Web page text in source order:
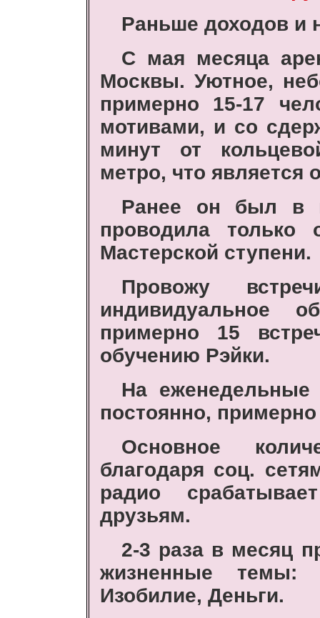
Раньше доходов и
С мая месяца
Москвы. Уютное,
примерно 15-17
мотивами, и со
минут от
метро, что
Ранее он был в
проводила
Мастерской ступени.
Провожу
индивидуальное
примерно 15
обучению Рэйки.
На еженедельные
постоянно,
Основное
благодаря соц.
радио
друзьям.
2-3 раза в месяц
жизненные темы:
Изобилие, Деньги.